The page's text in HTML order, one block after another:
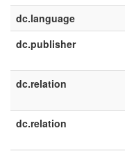
dc.language
dc.publisher
dc.relation
dc.relation